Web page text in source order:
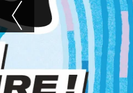
05 SEP
Week-end
EN
Diapositive
précédente